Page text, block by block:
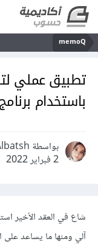
memoQ
تطبيق عملي
باستخدام برنامج MemoQ
بواسطة Amani Albatsh
2 فبراير 2022
شاع في العقد الأخير
آلي ومنها ما يساعد على